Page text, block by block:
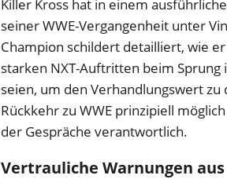
Killer Kross hat in einem
seiner WWE-Vergangenheit unter
Champion schildert detailliert, wie
starken NXT-Auftritten beim
seien, um den Verhandlungswert
Rückkehr zu WWE prinzipiell
der Gespräche verantwortlich.
Vertrauliche Warnungen